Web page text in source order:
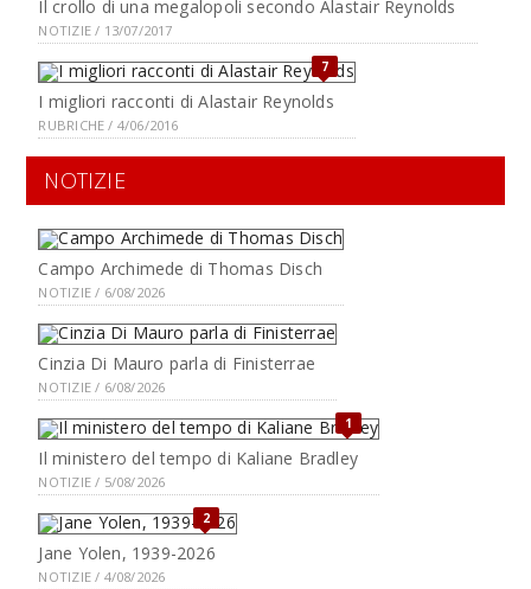
Il crollo di una megalopoli secondo Alastair Reynolds
NOTIZIE / 13/07/2017
7
I migliori racconti di Alastair Reynolds
RUBRICHE / 4/06/2016
NOTIZIE
Campo Archimede di Thomas Disch
NOTIZIE / 6/08/2026
Cinzia Di Mauro parla di Finisterrae
NOTIZIE / 6/08/2026
1
Il ministero del tempo di Kaliane Bradley
NOTIZIE / 5/08/2026
2
Jane Yolen, 1939-2026
NOTIZIE / 4/08/2026